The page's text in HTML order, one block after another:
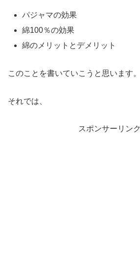
パジャマの効果
綿100％の効果
綿のメリットとデメリット
このことを書いていこうと思います。
それでは、
スポンサーリンク